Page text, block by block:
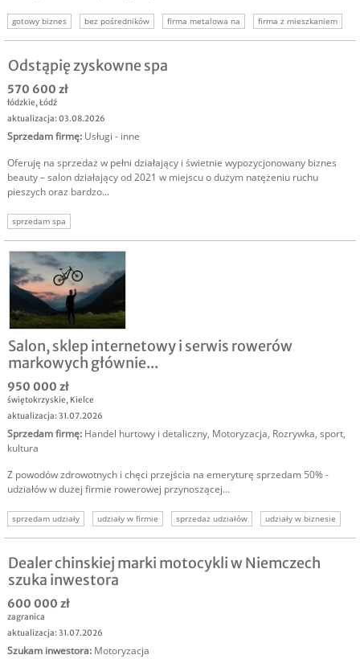
gotowy biznes bez pośredników firma metalowa na
firma z mieszkaniem
firma obróbki metali
dochodowy biznes firma z tradycją
Odstąpię zyskowne spa
570 600 zł
łódzkie,Łódź
aktualizacja: 03.08.2026
Sprzedam firmę: Usługi - inne
Oferuję na sprzedaż w pełni działający i świetnie wypozycjonowany biznes
beauty – salon działający od 2021 w miejscu o dużym natężeniu ruchu
pieszych oraz bardzo...
sprzedam spa
Salon, sklep internetowy i serwis rowerów
markowych głównie...
950 000 zł
świętokrzyskie, Kielce
aktualizacja: 31.07.2026
Sprzedam firmę: Handel hurtowy i detaliczny, Motoryzacja, Rozrywka, sport,
kultura
Z powodów zdrowotnych i chęci przejścia na emeryturę sprzedam 50% -
udziałów w dużej firmie rowerowej przynoszącej...
sprzedam udziały udziały w firmie sprzedaż udziałów
udziały w biznesie
sprzedam udziały biznes
sprzedam udziały firma
Dealer chinskiej marki motocykli w Niemczech
szuka inwestora
600 000 zł
zagranica
aktualizacja: 31.07.2026
Szukam inwestora: Motoryzacja